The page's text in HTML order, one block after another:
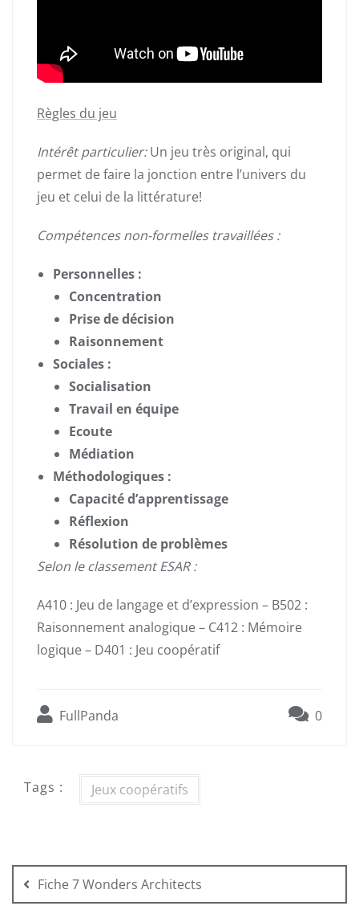
Règles du jeu
Intérêt particulier:Un jeu très original, qui
permet de faire la jonction entre l’univers du
jeu et celui de la littérature!
Compétences non-formelles travaillées :
Personnelles :
Concentration
Prise de décision
Raisonnement
Sociales :
Socialisation
Travail en équipe
Ecoute
Médiation
Méthodologiques :
Capacité d’apprentissage
Réflexion
Résolution de problèmes
Selon le classement ESAR :
A410 : Jeu de langage et d’expression – B502 :
Raisonnement analogique – C412 : Mémoire
logique – D401 : Jeu coopératif
FullPanda 0
Tags : Jeux coopératifs
de
l’article
Fiche 7 Wonders Architects